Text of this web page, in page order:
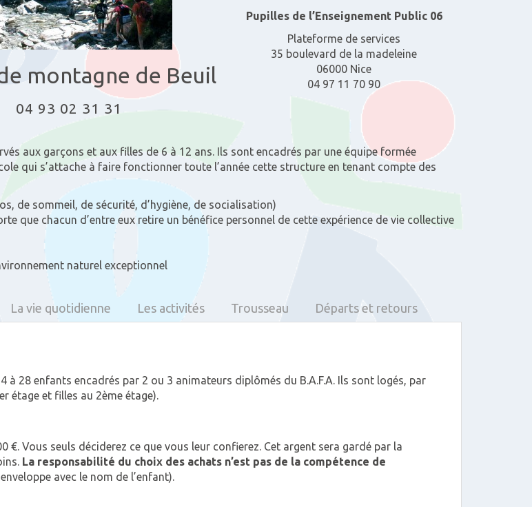
montagne de Beuil
04 93 02 31 31
Pupilles de l’Enseignement Public 06
Plateforme de services
35 boulevard de la madeleine
06000 Nice
04 97 11 70 90
aux garçons et aux filles de 6 à 12 ans. Ils sont encadrés par une équipe formée
qui s’attache à faire fonctionner toute l’année cette structure en tenant compte des
de sommeil, de sécurité, d’hygiène, de socialisation)
que chacun d’entre eux retire un bénéfice personnel de cette expérience de vie collective
naturel exceptionnel
La vie quotidienne Les activités Trousseau Départs et retours
à 28 enfants encadrés par 2 ou 3 animateurs diplômés du B.A.F.A. Ils sont logés, par
étage et filles au 2ème étage).
€. Vous seuls déciderez ce que vous leur confierez. Cet argent sera gardé par la
La responsabilité du choix des achats n’est pas de la compétence de
avec le nom de l’enfant).